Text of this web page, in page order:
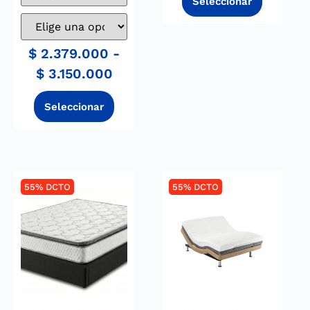
$ 2.379.000 -
$3.150.000
55% DCTO 55% DCTO